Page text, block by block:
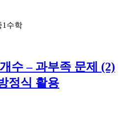
수 – 과부족 문제 (2)
정식 활용